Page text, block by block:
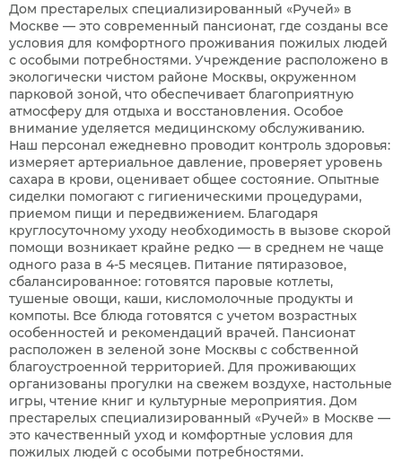
Дом престарелых специализированный «Ручей» в
Москве — это современный пансионат, где созданы все
условия для комфортного проживания пожилых людей
с особыми потребностями. Учреждение расположено в
экологически чистом районе Москвы, окруженном
парковой зоной, что обеспечивает благоприятную
атмосферу для отдыха и восстановления. Особое
внимание уделяется медицинскому обслуживанию.
Наш персонал ежедневно проводит контроль здоровья:
измеряет артериальное давление, проверяет уровень
сахара в крови, оценивает общее состояние. Опытные
сиделки помогают с гигиеническими процедурами,
приемом пищи и передвижением. Благодаря
круглосуточному уходу необходимость в вызове скорой
помощи возникает крайне редко — в среднем не чаще
одного раза в 4-5 месяцев. Питание пятиразовое,
сбалансированное: готовятся паровые котлеты,
тушеные овощи, каши, кисломолочные продукты и
компоты. Все блюда готовятся с учетом возрастных
особенностей и рекомендаций врачей. Пансионат
расположен в зеленой зоне Москвы с собственной
благоустроенной территорией. Для проживающих
организованы прогулки на свежем воздухе, настольные
игры, чтение книг и культурные мероприятия. Дом
престарелых специализированный «Ручей» в Москве —
это качественный уход и комфортные условия для
пожилых людей с особыми потребностями.